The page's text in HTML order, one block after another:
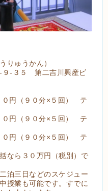
ゅうかん）
９-３５ 第二吉川興産ビ
円（９０分×５回） テ
円（９０分×５回） テ
円（９０分×５回） テ
なら３０万円（税別）で
泊三日などのスケジュー
授業も可能です。すでに